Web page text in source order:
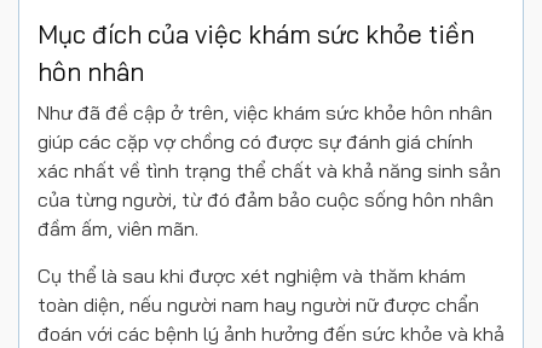
Mục đích của việc khám sức khỏe tiền
hôn nhân
Như đã đề cập ở trên, việc khám sức khỏe hôn nhân
giúp các cặp vợ chồng có được sự đánh giá chính
xác nhất về tình trạng thể chất và khả năng sinh sản
của từng người, từ đó đảm bảo cuộc sống hôn nhân
đầm ấm, viên mãn.
Cụ thể là sau khi được xét nghiệm và thăm khám
toàn diện, nếu người nam hay người nữ được chẩn
đoán với các bệnh lý ảnh hưởng đến sức khỏe và khả